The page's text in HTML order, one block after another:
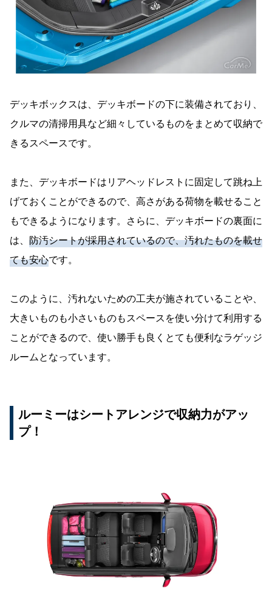
デッキボックスは、デッキボードの下に装備されており、
クルマの清掃用具など細々しているものをまとめて収納で
きるスペースです。
また、デッキボードはリアヘッドレストに固定して跳ね上
げておくことができるので、高さがある荷物を載せること
もできるようになります。さらに、デッキボードの裏面に
は、 防汚シートが採用されているので、汚れたものを載せ
ても安心です。
このように、汚れないための工夫が施されていることや、
大きいものも小さいものもスペースを使い分けて利用する
ことができるので、使い勝手も良くとても便利なラゲッジ
ルームとなっています。
ルーミーはシートアレンジで収納力がアッ
プ！